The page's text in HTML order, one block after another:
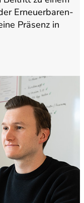
Erneuerbaren-
Präsenz in